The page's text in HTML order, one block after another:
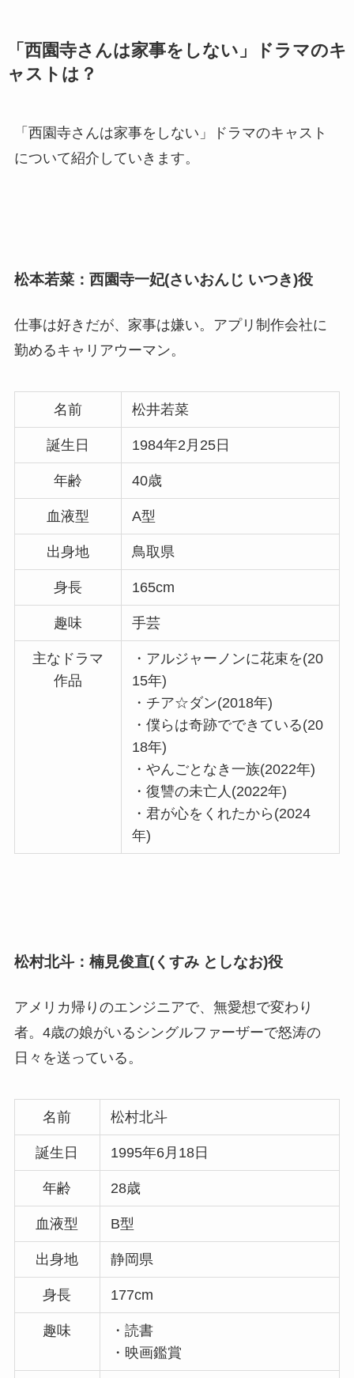
「西園寺さんは家事をしない」ドラマのキ
ャストは？
「西園寺さんは家事をしない」ドラマのキャスト
について紹介していきます。
松本若菜：西園寺一妃(さいおんじ いつき)役
仕事は好きだが、家事は嫌い。アプリ制作会社に
勤めるキャリアウーマン。
名前 松井若菜
誕生日 1984年2月25日
年齢 40歳
血液型 A型
出身地 鳥取県
身長 165cm
趣味 手芸
主なドラマ
作品
・アルジャーノンに花束を(20
15年)
・チア☆ダン(2018年)
・僕らは奇跡でできている(20
18年)
・やんごとなき一族(2022年)
・復讐の未亡人(2022年)
・君が心をくれたから(2024
年)
松村北斗：楠見俊直(くすみ としなお)役
アメリカ帰りのエンジニアで、無愛想で変わり
者。4歳の娘がいるシングルファーザーで怒涛の
日々を送っている。
名前 松村北斗
誕生日 1995年6月18日
年齢 28歳
血液型 B型
出身地 静岡県
身長 177cm
趣味
・読書
・映画鑑賞